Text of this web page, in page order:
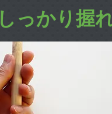
しっかり握